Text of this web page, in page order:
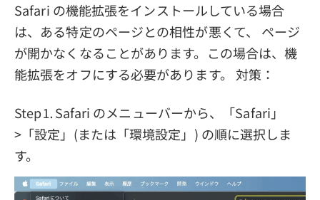
Safari の機能拡張をインストールしている場合
は、ある特定のページとの相性が悪くて、 ページ
が開かなくなることがあります。この場合は、機
能拡張をオフにする必要があります。 対策：
Step⒈Safari のメニューバーから、「Safari」
>「設定」(または「環境設定」) の順に選択しま
す。